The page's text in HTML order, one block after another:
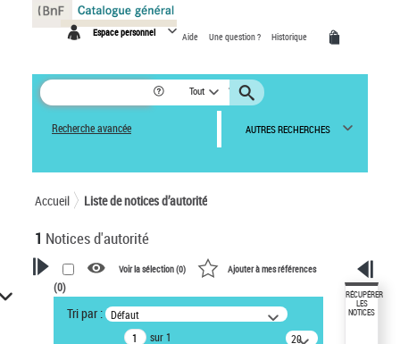
Espace personnel Aide Une question ? Historique
Tout
Recherche avancée AUTRES RECHERCHES
Accueil Liste de notices d’autorité
1 Notices d'autorité
VOTRE RECHERCHE
Recherche avancée dans les
notices d’autorité
Voir la sélection (0) Ajouter à mes références
(0)
Tri par : Défaut
sur 1
20
RÉCUPÉRER
LES
NOTICES
Panneau de gestion des cookies